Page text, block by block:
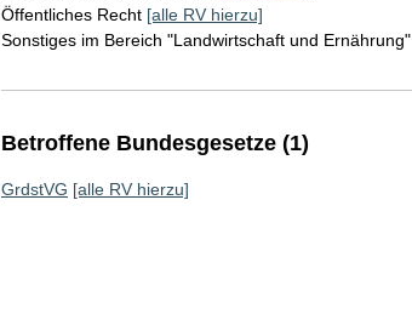
Öffentliches Recht [alle RV hierzu]
Sonstiges im Bereich "Landwirtschaft und Ernährung"
Betroffene Bundesgesetze (1)
GrdstVG [alle RV hierzu]